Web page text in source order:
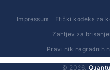
Impressum Etički kodeks za
Zahtjev za
Pravilnik nagradnih
© 2026.